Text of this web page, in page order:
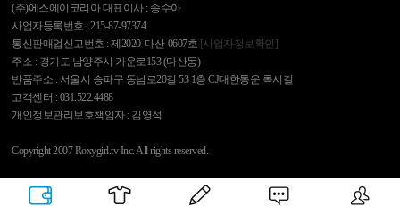
(주)에스에이코리아 대표이사 : 송수아
사업자등록번호 : 215-87-97374
통신판매업신고번호 : 제2020-다산-0607호 [사업자정보확인]
주소 : 경기도 남양주시 가운로153 (다산동)
반품주소 : 서울시 송파구 동남로20길 53 1층 CJ대한통운 록시걸
고객센터 : 031.522.4488
개인정보관리보호책임자 : 김영석
Copyright 2007 Roxygirl.tv Inc. All rights reserved.
록시걸 PC Ver